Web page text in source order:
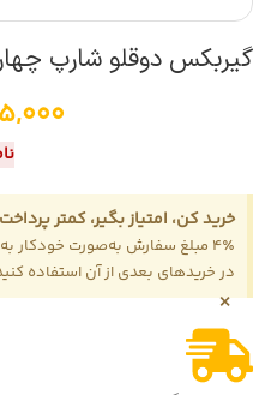
گیربکس دوقلو شارپ چهارگوش 25
خرید کن، امتیاز بگیر، کمتر
4٪ مبلغ سفارش به‌صورت
در خریدهای بعدی از آن استفاده
×